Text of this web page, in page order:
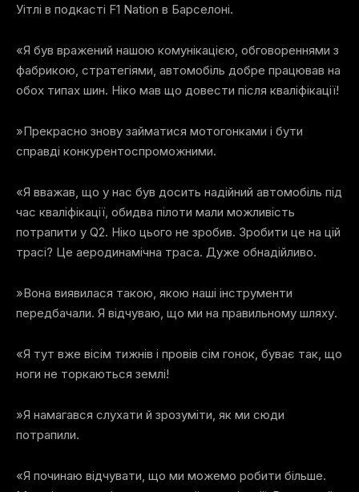
Уітлі в подкасті F1 Nation в Барселоні.
«Я був вражений нашою комунікацією, обговореннями з
фабрикою, стратегіями, автомобіль добре працював на
обох типах шин. Ніко мав що довести після кваліфікації!
»Прекрасно знову займатися мотогонками і бути
справді конкурентоспроможними.
«Я вважав, що у нас був досить надійний автомобіль під
час кваліфікації, обидва пілоти мали можливість
потрапити у Q2. Ніко цього не зробив. Зробити це на цій
трасі? Це аеродинамічна траса. Дуже обнадійливо.
»Вона виявилася такою, якою наші інструменти
передбачали. Я відчуваю, що ми на правильному шляху.
«Я тут вже вісім тижнів і провів сім гонок, буває так, що
ноги не торкаються землі!
»Я намагався слухати й зрозуміти, як ми сюди
потрапили.
«Я починаю відчувати, що ми можемо робити більше.